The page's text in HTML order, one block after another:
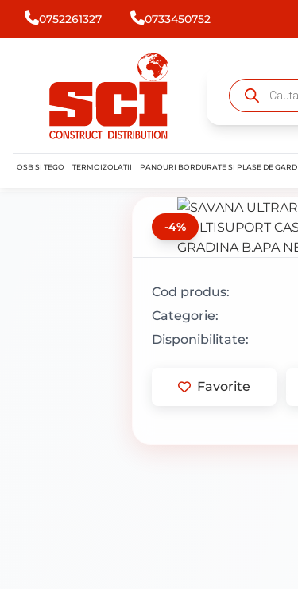
0752261327 0733450752
OSB SI TEGO TERMOIZOLATII PANOURI BORDURATE SI PLASE DE GARD
-4%
Cod produs:
Categorie:
Disponibilitate:
Favorite